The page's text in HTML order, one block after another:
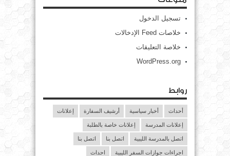
تسجيل الدخول
خلاصات Feed الإدخالات
خلاصة التعليقات
WordPress.org
روابط
أحداث أخبار سياسية أرشيف السفارة إعلانات
إعلانات المدرسة إعلانات خاصة بالطلبة
اتصل بالمدرسة الليبية اتصل بنا اتصل بنا
اجراءات جوازات السفر الليبية احداث